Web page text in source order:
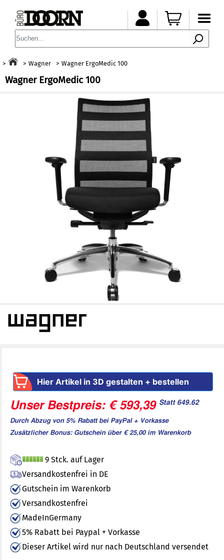
Wagner Wagner ErgoMedic 100
Wagner ErgoMedic 100
Hier Artikel in 3D gestalten + bestellen
Unser Bestpreis: € 593,39 Statt 649.62
Durch Abzug von 5% Rabatt bei PayPal + Vorkasse
Zusätzlicher Bonus: Gutschein über € 25,00 im Warenkorb
9 Stck. auf Lager
Versandkostenfrei in DE
Gutschein im Warenkorb
Versandkostenfrei
MadeInGermany
5% Rabatt bei Paypal + Vorkasse
Dieser Artikel wird nur nach Deutschland versendet